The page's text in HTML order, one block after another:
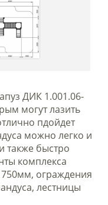
ДИК 1.001.06-
могут лазить
пдойдет
можно легко и
также быстро
комплекса
ограждения
лестницы